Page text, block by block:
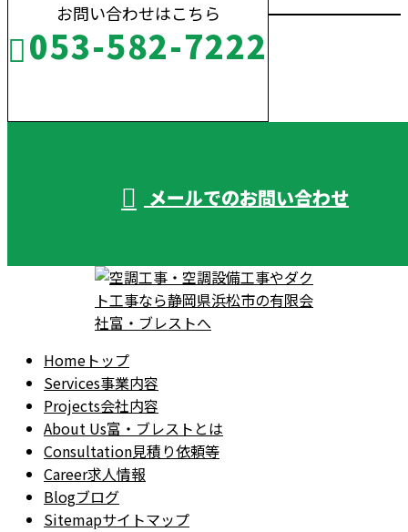
お問い合わせはこちら
053-582-7222
メールでのお問い合わせ
Home トップ
Services事業内容
Projects会社内容
About Us富・ブレストとは
Consultation見積り依頼等
Career求人情報
Blogブログ
Sitemapサイトマップ